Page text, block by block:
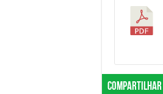
Compartilhar